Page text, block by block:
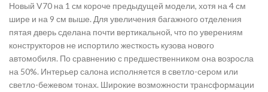
Новый V70 на 1 см короче предыдущей модели, хотя на 4 см
шире и на 9 см выше. Для увеличения багажного отделения
пятая дверь сделана почти вертикальной, что по уверениям
конструкторов не испортило жесткость кузова нового
автомобиля. По сравнению с предшественником она возросла
на 50%. Интерьер салона исполняется в светло-сером или
светло-бежевом тонах. Широкие возможности трансформации